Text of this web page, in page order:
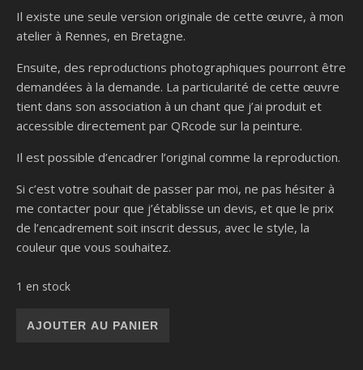
Il existe une seule version originale de cette œuvre, à mon
atelier à Rennes, en Bretagne.
Ensuite, des reproductions photographiques pourront être
demandées à la demande. La particularité de cette œuvre
tient dans son association à un chant que j’ai produit et
accessible directement par QRcode sur la peinture.
Il est possible d’encadrer l’original comme la reproduction.
Si c’est votre souhait de passer par moi, ne pas hésiter à
me contacter pour que j’établisse un devis, et que le prix
de l’encadrement soit inscrit dessus, avec le style, la
couleur que vous souhaitez.
1 en stock
quantité de Les hérons du marais
AJOUTER AU PANIER